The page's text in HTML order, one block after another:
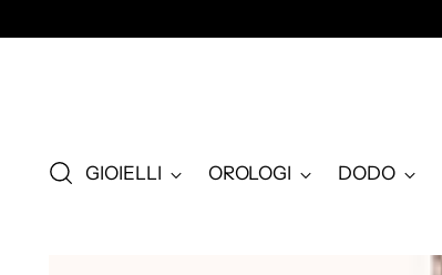
GIOIELLI OROLOGI DODO